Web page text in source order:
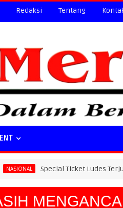
Redaksi Tentang
Special Ticket Ludes Terjual,
MENGANCAM"